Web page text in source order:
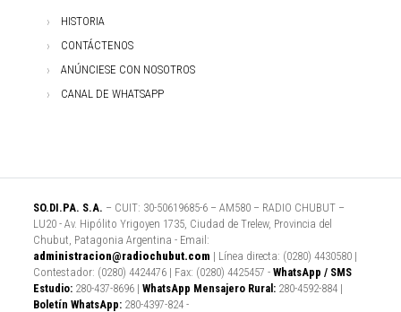
HISTORIA
CONTÁCTENOS
ANÚNCIESE CON NOSOTROS
CANAL DE WHATSAPP
SO.DI.PA. S.A. – CUIT: 30-50619685-6 – AM580 – RADIO CHUBUT –
LU20 - Av. Hipólito Yrigoyen 1735, Ciudad de Trelew, Provincia del
Chubut, Patagonia Argentina - Email:
administracion@radiochubut.com | Línea directa: (0280) 4430580 |
Contestador: (0280) 4424476 | Fax: (0280) 4425457 - WhatsApp / SMS
Estudio: 280-437-8696 | WhatsApp Mensajero Rural: 280-4592-884 |
Boletín WhatsApp: 280-4397-824 -